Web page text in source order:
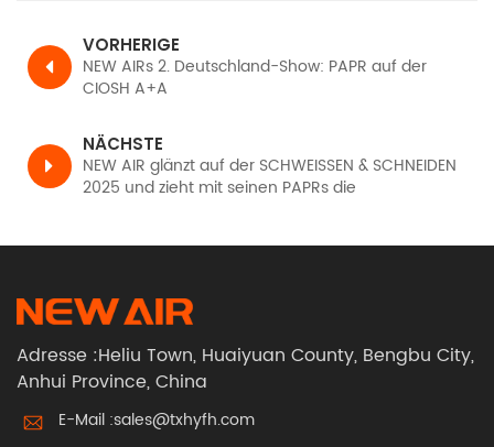
VORHERIGE
NEW AIRs 2. Deutschland-Show: PAPR auf der
CIOSH A+A
NÄCHSTE
NEW AIR glänzt auf der SCHWEISSEN & SCHNEIDEN
2025 und zieht mit seinen PAPRs die
Adresse :Heliu Town, Huaiyuan County, Bengbu City,
Anhui Province, China
E-Mail :sales@txhyfh.com